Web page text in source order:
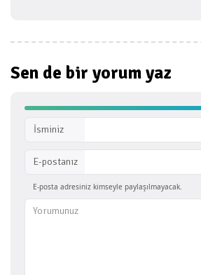
Sen de bir yorum yaz
İsminiz
E-postanız
E-posta adresiniz kimseyle paylaşılmayacak.